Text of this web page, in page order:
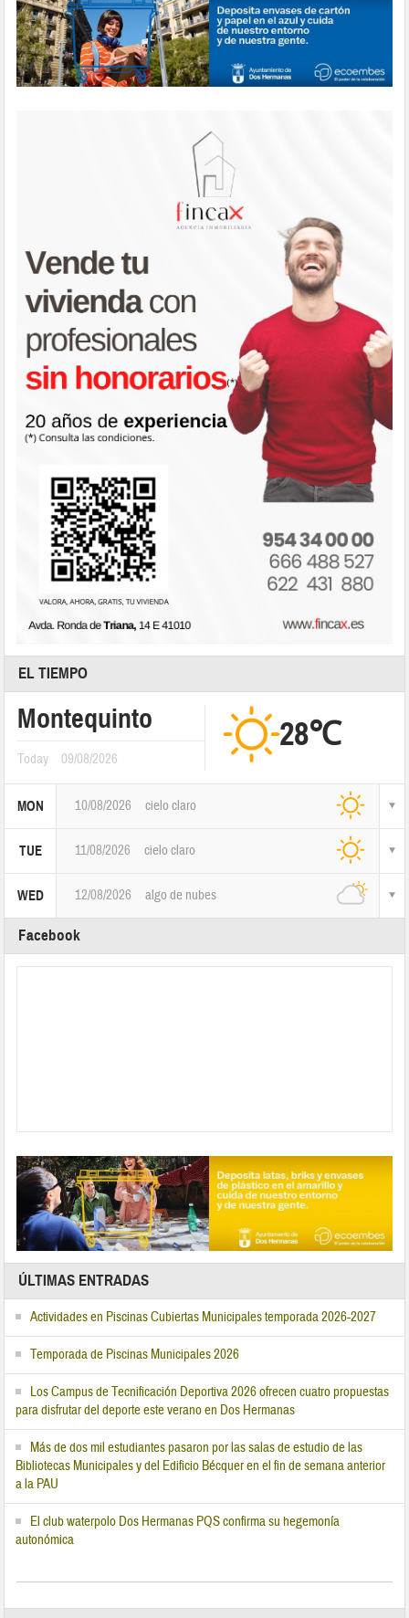
EL TIEMPO
Montequinto
Today 09/08/2026
28℃
MON 10/08/2026 cielo claro
TUE 11/08/2026 cielo claro
WED 12/08/2026 algo de nubes
Facebook
ÚLTIMAS ENTRADAS
Actividades en Piscinas Cubiertas Municipales temporada 2026-2027
Temporada de Piscinas Municipales 2026
Los Campus de Tecnificación Deportiva 2026 ofrecen cuatro propuestas
para disfrutar del deporte este verano en Dos Hermanas
Más de dos mil estudiantes pasaron por las salas de estudio de las
Bibliotecas Municipales y del Edificio Bécquer en el fin de semana anterior
a la PAU
El club waterpolo Dos Hermanas PQS confirma su hegemonía
autonómica